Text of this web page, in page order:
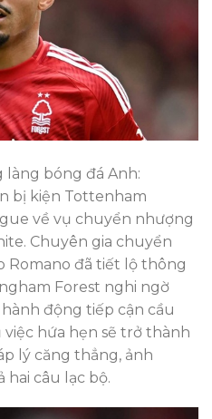
làng bóng đá Anh:
bị kiện Tottenham
về vụ chuyển nhượng
Chuyên gia chuyển
Romano đã tiết lộ thông
Forest nghi ngờ
động tiếp cận cầu
hứa hẹn sẽ trở thành
lý căng thẳng, ảnh
hai câu lạc bộ.